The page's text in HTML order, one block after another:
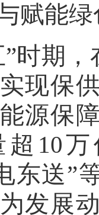
赋能
”时期
现保
源保
超10
东送”
发展